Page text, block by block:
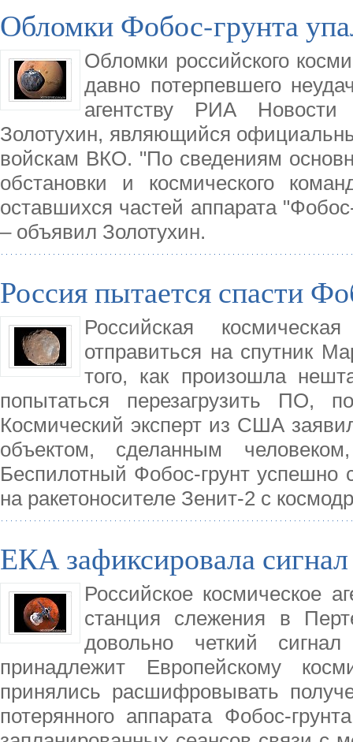
Обломки Фобос-грунта
Обломки российского
давно потерпевшего
агентству РИА Новости
Золотухин, являющийся
войскам ВКО. "По сведениям
обстановки и космического
оставшихся частей аппарата
– объявил Золотухин.
Россия пытается спасти
Российская
отправиться на спутник
того, как произошла
попытаться перезагрузить
Космический эксперт из США
объектом, сделанным
Беспилотный Фобос-грунт успешно
на ракетоносителе Зенит-2 с
ЕКА зафиксировала
Российское космическое
станция слежения в
довольно четкий
принадлежит Европейскому
принялись расшифровывать
потерянного аппарата Фобос-